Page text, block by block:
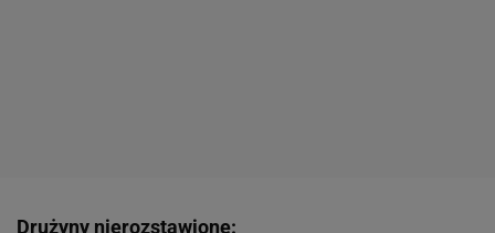
Drużyny nierozstawione: